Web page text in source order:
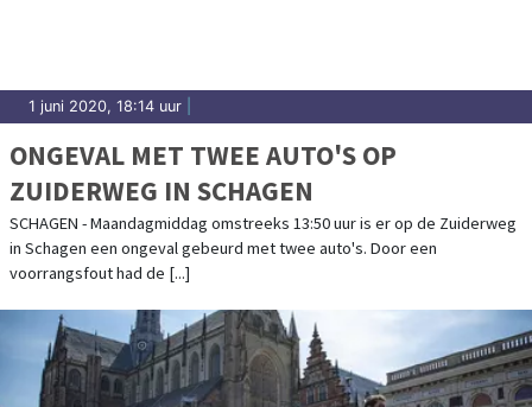
1 juni 2020, 18:14 uur
ONGEVAL MET TWEE AUTO'S OP
ZUIDERWEG IN SCHAGEN
SCHAGEN - Maandagmiddag omstreeks 13:50 uur is er op de Zuiderweg
in Schagen een ongeval gebeurd met twee auto's. Door een
voorrangsfout had de [...]